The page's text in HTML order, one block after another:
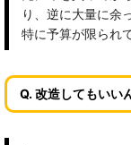
り、逆に大量に余
特に予算が限られ
Q. 改造してもいい